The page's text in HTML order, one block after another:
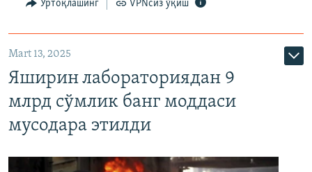
Ўртоқлашинг VPNсиз ўқиш
Mart 13, 2025
Яширин лабораториядан 9
млрд сўмлик банг моддаси
мусодара этилди